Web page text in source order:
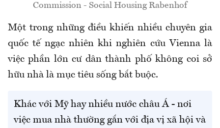
Commission - Social Housing Rabenhof
Một trong những điều khiến nhiều chuyên gia
quốc tế ngạc nhiên khi nghiên cứu Vienna là
việc phần lớn cư dân thành phố không coi sở
hữu nhà là mục tiêu sống bắt buộc.
Khác với Mỹ hay nhiều nước châu Á - nơi
việc mua nhà thường gắn với địa vị xã hội và